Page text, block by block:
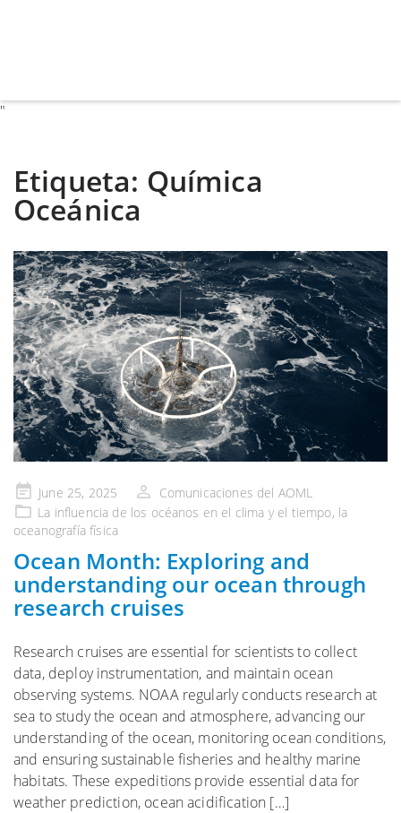
"
Etiqueta: Química
Oceánica
Publicado
en
June 25, 2025
Comunicaciones del AOML
La influencia de los océanos en el clima y el tiempo, la
oceanografía física
Ocean Month: Exploring and
understanding our ocean through
research cruises
Research cruises are essential for scientists to collect
data, deploy instrumentation, and maintain ocean
observing systems. NOAA regularly conducts research at
sea to study the ocean and atmosphere, advancing our
understanding of the ocean, monitoring ocean conditions,
and ensuring sustainable fisheries and healthy marine
habitats. These expeditions provide essential data for
weather prediction, ocean acidification […]